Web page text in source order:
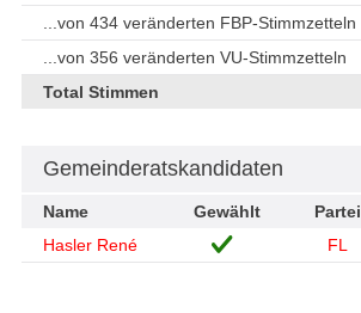
...von 434 veränderten FBP-Stimmzetteln
...von 356 veränderten VU-Stimmzetteln
Total Stimmen
Gemeinderatskandidaten
Name Gewählt Partei
Hasler René
FL